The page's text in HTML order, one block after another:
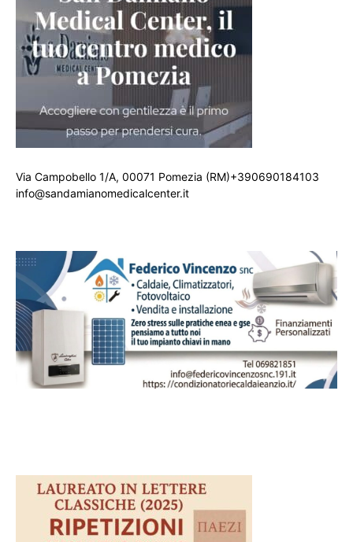
Via Campobello 1/A, 00071 Pomezia (RM)+390690184103
info@sandamianomedicalcenter.it